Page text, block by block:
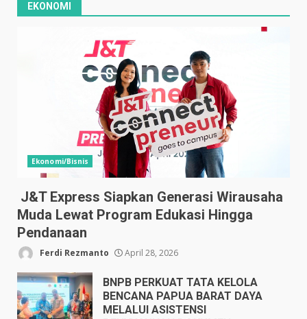
EKONOMI
Ekonomi/Bisnis
J&T Express Siapkan Generasi Wirausaha
Muda Lewat Program Edukasi Hingga
Pendanaan
Ferdi Rezmanto April 28, 2026
BNPB PERKUAT TATA KELOLA
BENCANA PAPUA BARAT DAYA
MELALUI ASISTENSI